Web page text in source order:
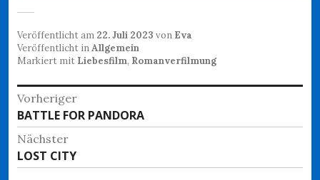
Veröffentlicht am 22. Juli 2023 von Eva
Veröffentlicht inAllgemein
Markiert mit Liebesfilm, Romanverfilmung
Beitragsnavigation
Vorheriger
Vorheriger
Beitrag:
BATTLE FOR PANDORA
Nächster
Nächster
Beitrag:
LOST CITY